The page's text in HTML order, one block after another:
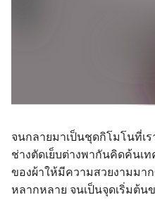
จนกลายมาเป็นชุดกิโมโนที่เ
ช่างตัดเย็บต่างพากันคิดค้นเ
ของผ้าให้มีความสวยงามมา
หลากหลาย จนเป็นจุดเริ่มต้